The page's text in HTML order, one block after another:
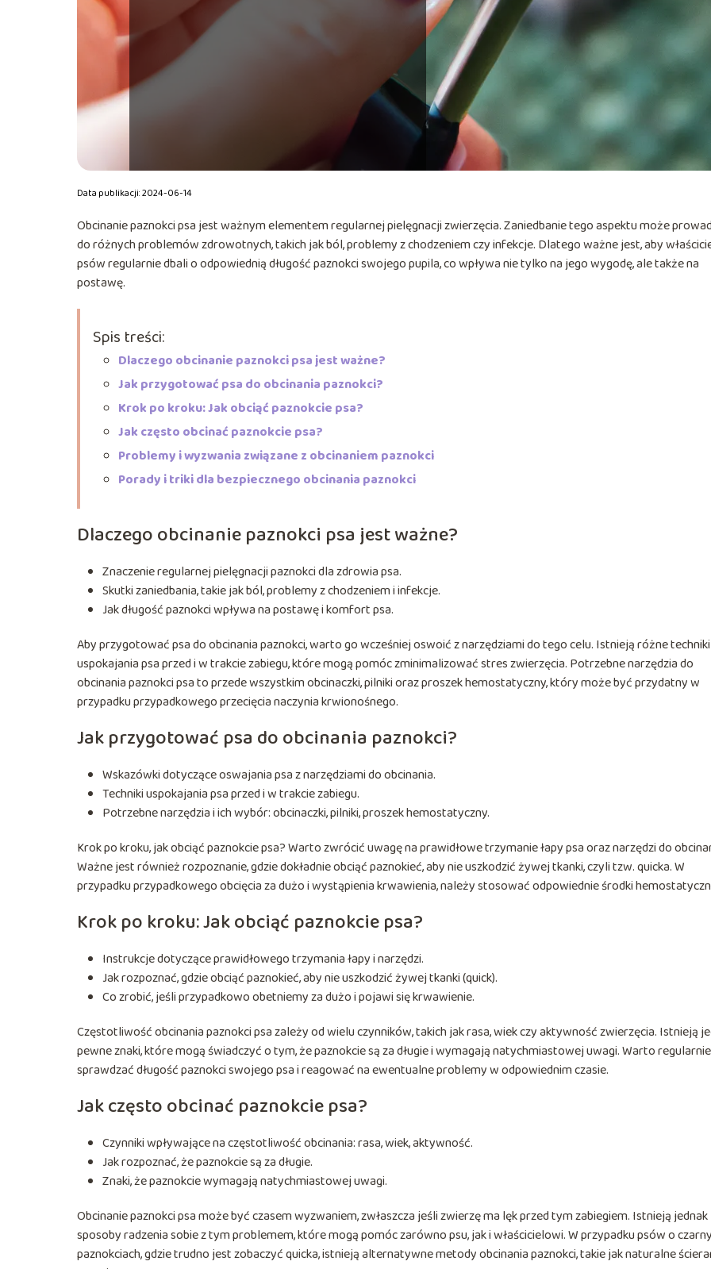
Data publikacji: 2024-06-14
Obcinanie paznokci psa jest ważnym elementem regularnej pielęgnacji zwierzęcia. Zaniedbanie tego aspektu może
do różnych problemów zdrowotnych, takich jak ból, problemy z chodzeniem czy infekcje. Dlatego ważne jest, aby
psów regularnie dbali o odpowiednią długość paznokci swojego pupila, co wpływa nie tylko na jego wygodę, ale także na
postawę.
Spis treści:
Dlaczego obcinanie paznokci psa jest ważne?
Jak przygotować psa do obcinania paznokci?
Krok po kroku: Jak obciąć paznokcie psa?
Jak często obcinać paznokcie psa?
Problemy i wyzwania związane z obcinaniem paznokci
Porady i triki dla bezpiecznego obcinania paznokci
Dlaczego obcinanie paznokci psa jest ważne?
Znaczenie regularnej pielęgnacji paznokci dla zdrowia psa.
Skutki zaniedbania, takie jak ból, problemy z chodzeniem i infekcje.
Jak długość paznokci wpływa na postawę i komfort psa.
Aby przygotować psa do obcinania paznokci, warto go wcześniej oswoić z narzędziami do tego celu. Istnieją różne techniki
uspokajania psa przed i w trakcie zabiegu, które mogą pomóc zminimalizować stres zwierzęcia. Potrzebne narzędzia do
obcinania paznokci psa to przede wszystkim obcinaczki, pilniki oraz proszek hemostatyczny, który może być przydatny w
przypadku przypadkowego przecięcia naczynia krwionośnego.
Jak przygotować psa do obcinania paznokci?
Wskazówki dotyczące oswajania psa z narzędziami do obcinania.
Techniki uspokajania psa przed i w trakcie zabiegu.
Potrzebne narzędzia i ich wybór: obcinaczki, pilniki, proszek hemostatyczny.
Krok po kroku, jak obciąć paznokcie psa? Warto zwrócić uwagę na prawidłowe trzymanie łapy psa oraz narzędzi do
Ważne jest również rozpoznanie, gdzie dokładnie obciąć paznokieć, aby nie uszkodzić żywej tkanki, czyli tzw. quicka. W
przypadku przypadkowego obcięcia za dużo i wystąpienia krwawienia, należy stosować odpowiednie środki
Krok po kroku: Jak obciąć paznokcie psa?
Instrukcje dotyczące prawidłowego trzymania łapy i narzędzi.
Jak rozpoznać, gdzie obciąć paznokieć, aby nie uszkodzić żywej tkanki (quick).
Co zrobić, jeśli przypadkowo obetniemy za dużo i pojawi się krwawienie.
Częstotliwość obcinania paznokci psa zależy od wielu czynników, takich jak rasa, wiek czy aktywność zwierzęcia. Istnieją
pewne znaki, które mogą świadczyć o tym, że paznokcie są za długie i wymagają natychmiastowej uwagi. Warto regularnie
sprawdzać długość paznokci swojego psa i reagować na ewentualne problemy w odpowiednim czasie.
Jak często obcinać paznokcie psa?
Czynniki wpływające na częstotliwość obcinania: rasa, wiek, aktywność.
Jak rozpoznać, że paznokcie są za długie.
Znaki, że paznokcie wymagają natychmiastowej uwagi.
Obcinanie paznokci psa może być czasem wyzwaniem, zwłaszcza jeśli zwierzę ma lęk przed tym zabiegiem. Istnieją jednak
sposoby radzenia sobie z tym problemem, które mogą pomóc zarówno psu, jak i właścicielowi. W przypadku psów o
paznokciach, gdzie trudno jest zobaczyć quicka, istnieją alternatywne metody obcinania paznokci, takie jak naturalne